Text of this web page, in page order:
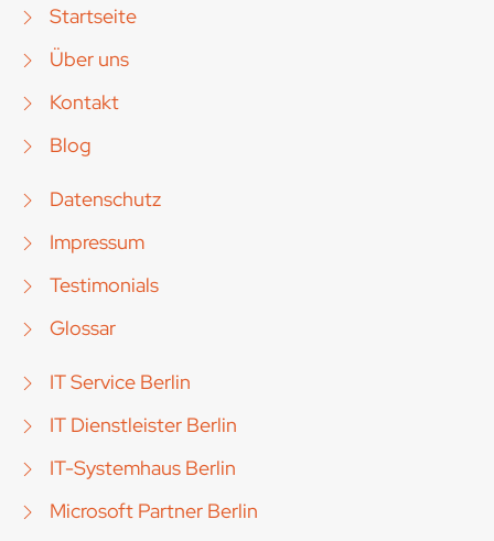
Startseite
Über uns
Kontakt
Blog
Datenschutz
Impressum
Testimonials
Glossar
IT Service Berlin
IT Dienstleister Berlin
IT-Systemhaus Berlin
Microsoft Partner Berlin